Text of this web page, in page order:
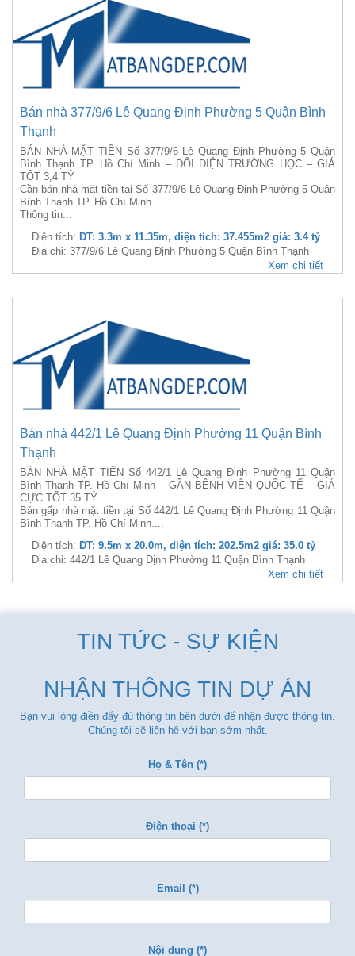
Bán nhà 377/9/6 Lê Quang Định Phường 5 Quận Bình
Thạnh
BÁN NHÀ MẶT TIỀN Số 377/9/6 Lê Quang Định Phường 5 Quận
Bình Thạnh TP. Hồ Chí Minh – ĐỐI DIỆN TRƯỜNG HỌC – GIÁ
TỐT 3,4 TỶ
Cần bán nhà mặt tiền tại Số 377/9/6 Lê Quang Định Phường 5 Quận
Bình Thạnh TP. Hồ Chí Minh.
Thông tin...
Diện tích: DT: 3.3m x 11.35m, diện tích: 37.455m2 giá: 3.4 tỷ
Địa chỉ: 377/9/6 Lê Quang Định Phường 5 Quận Bình Thạnh
Xem chi tiết
Bán nhà 442/1 Lê Quang Định Phường 11 Quận Bình
Thạnh
BÁN NHÀ MẶT TIỀN Số 442/1 Lê Quang Định Phường 11 Quận
Bình Thạnh TP. Hồ Chí Minh – GẦN BỆNH VIỆN QUỐC TẾ – GIÁ
CỰC TỐT 35 TỶ
Bán gấp nhà mặt tiền tại Số 442/1 Lê Quang Định Phường 11 Quận
Bình Thạnh TP. Hồ Chí Minh....
Diện tích: DT: 9.5m x 20.0m, diện tích: 202.5m2 giá: 35.0 tỷ
Địa chỉ: 442/1 Lê Quang Định Phường 11 Quận Bình Thạnh
Xem chi tiết
TIN TỨC - SỰ KIỆN
NHẬN THÔNG TIN DỰ ÁN
Bạn vui lòng điền đẩy đủ thông tin bên dưới để nhận được thông tin.
Chúng tôi sẽ liên hệ với bạn sớm nhất.
Họ & Tên (*)
Điện thoại (*)
Email (*)
Nội dung (*)